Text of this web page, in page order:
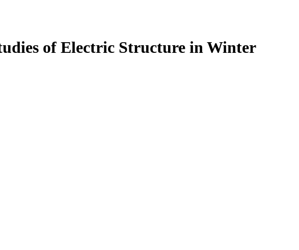
of Electric Structure in Winter